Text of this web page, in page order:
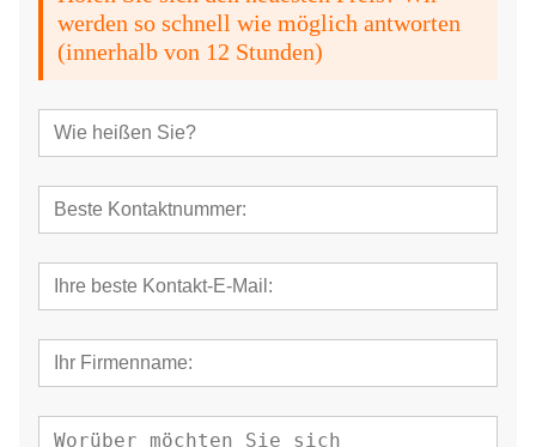
werden so schnell wie möglich antworten
(innerhalb von 12 Stunden)